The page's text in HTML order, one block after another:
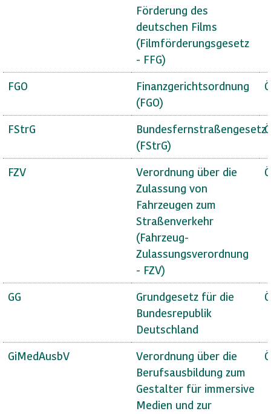
Förderung des
deutschen Films
(Filmförderungsgesetz
- FFG)
FGO
Finanzgerichtsordnung
(FGO)
FStrG
Bundesfernstraßengesetz
(FStrG)
FZV
Verordnung über die
Zulassung von
Fahrzeugen zum
Straßenverkehr
(Fahrzeug-
Zulassungsverordnung
- FZV)
GG
Grundgesetz für die
Bundesrepublik
Deutschland
GiMedAusbV
Verordnung über die
Berufsausbildung zum
Gestalter für immersive
Medien und zur